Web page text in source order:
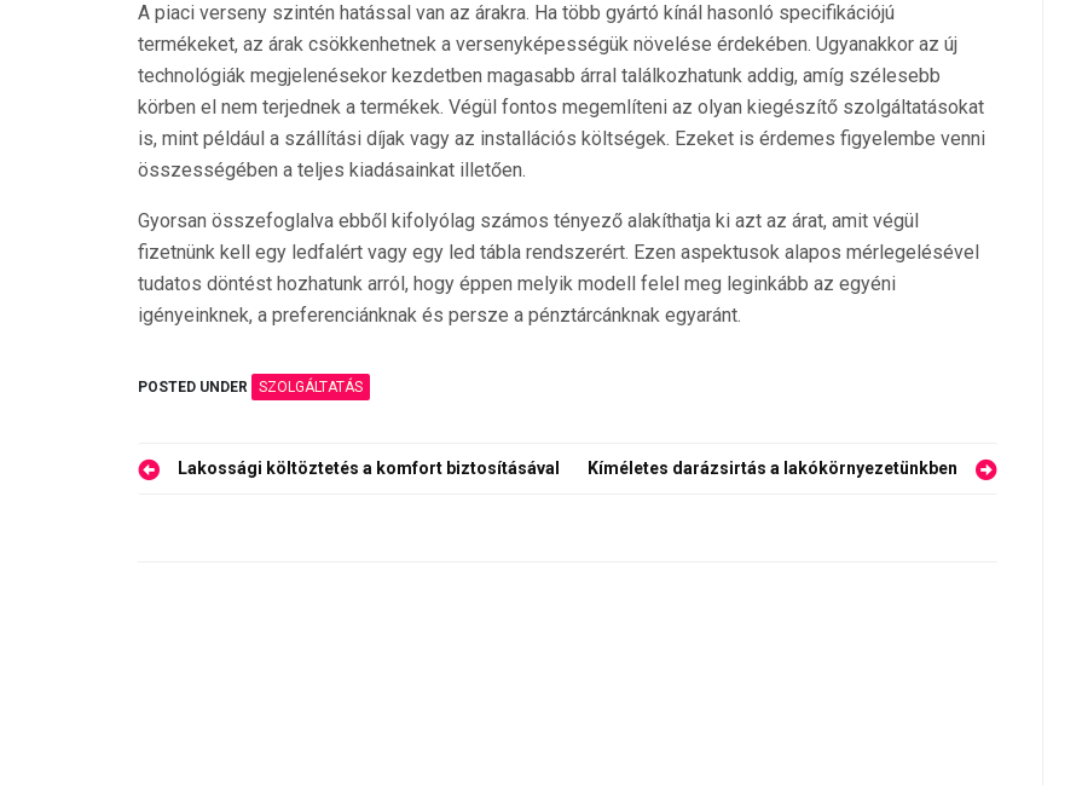
A piaci verseny szintén hatással van az árakra. Ha több gyártó kínál hasonló specifikációjú
termékeket, az árak csökkenhetnek a versenyképességük növelése érdekében. Ugyanakkor az új
technológiák megjelenésekor kezdetben magasabb árral találkozhatunk addig, amíg szélesebb
körben el nem terjednek a termékek. Végül fontos megemlíteni az olyan kiegészítő szolgáltatásokat
is, mint például a szállítási díjak vagy az installációs költségek. Ezeket is érdemes figyelembe venni
összességében a teljes kiadásainkat illetően.
Gyorsan összefoglalva ebből kifolyólag számos tényező alakíthatja ki azt az árat, amit végül
fizetnünk kell egy ledfalért vagy egy led tábla rendszerért. Ezen aspektusok alapos mérlegelésével
tudatos döntést hozhatunk arról, hogy éppen melyik modell felel meg leginkább az egyéni
igényeinknek, a preferenciánknak és persze a pénztárcánknak egyaránt.
POSTED UNDER SZOLGÁLTATÁS
Bejegyzés
Lakossági költöztetés a komfort biztosításával Kíméletes darázsirtás a lakókörnyezetünkben